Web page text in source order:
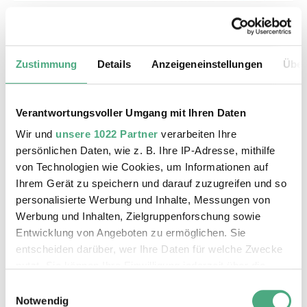
Zustimmung Details Anzeigeneinstellungen
Verantwortungsvoller Umgang mit Ihren Daten
Wir und unsere 1022 Partner verarbeiten Ihre
persönlichen Daten, wie z. B. Ihre IP-Adresse, mithilfe
von Technologien wie Cookies, um Informationen auf
Ihrem Gerät zu speichern und darauf zuzugreifen und so
personalisierte Werbung und Inhalte, Messungen von
Werbung und Inhalten, Zielgruppenforschung sowie
Entwicklung von Angeboten zu ermöglichen. Sie
entscheiden darüber, wer Ihre Daten für welche Zwecke
Trigger Symbol ändern oder widerrufen
Notwendig
ÖFFENTLICHE FÜHRUNG
Der Erzschrägaufzug der Völklinger Hütte mit
Copyright: Weltkulturerbe Völklinger Hütte | Karl
©
Das Weltkulturerbe Völklinger Hütte